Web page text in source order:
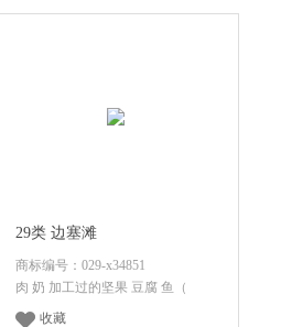
29类 边塞滩
商标编号：029-x34851
肉 奶 加工过的坚果 豆腐 鱼（
收藏